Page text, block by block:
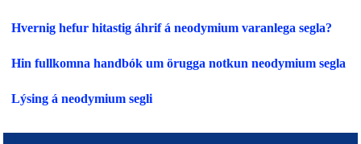
Hvernig hefur hitastig áhrif á neodymium varanlega segla?
Hin fullkomna handbók um örugga notkun neodymium segla
Lýsing á neodymium segli